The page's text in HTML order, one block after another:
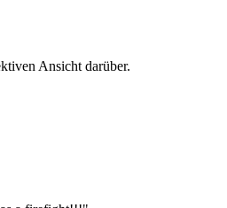
Ansicht darüber.